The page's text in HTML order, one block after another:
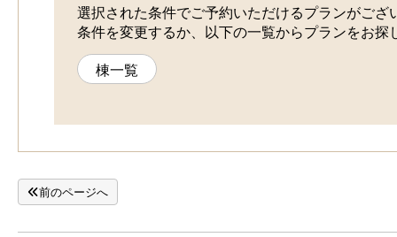
選択された条件でご予約いただけるプランがござ
条件を変更するか、以下の一覧からプランをお探
棟一覧
前のページへ